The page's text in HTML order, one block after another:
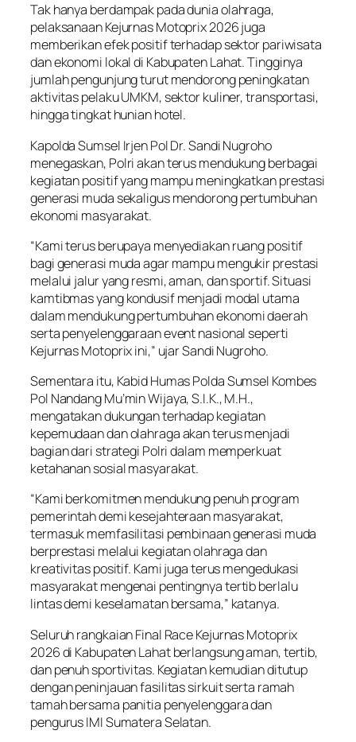
Tak hanya berdampak pada dunia olahraga,
pelaksanaan Kejurnas Motoprix 2026 juga
memberikan efek positif terhadap sektor pariwisata
dan ekonomi lokal di Kabupaten Lahat. Tingginya
jumlah pengunjung turut mendorong peningkatan
aktivitas pelaku UMKM, sektor kuliner, transportasi,
hingga tingkat hunian hotel.
Kapolda Sumsel Irjen Pol Dr. Sandi Nugroho
menegaskan, Polri akan terus mendukung berbagai
kegiatan positif yang mampu meningkatkan prestasi
generasi muda sekaligus mendorong pertumbuhan
ekonomi masyarakat.
“Kami terus berupaya menyediakan ruang positif
bagi generasi muda agar mampu mengukir prestasi
melalui jalur yang resmi, aman, dan sportif. Situasi
kamtibmas yang kondusif menjadi modal utama
dalam mendukung pertumbuhan ekonomi daerah
serta penyelenggaraan event nasional seperti
Kejurnas Motoprix ini,” ujar Sandi Nugroho.
Sementara itu, Kabid Humas Polda Sumsel Kombes
Pol Nandang Mu’min Wijaya, S.I.K., M.H.,
mengatakan dukungan terhadap kegiatan
kepemudaan dan olahraga akan terus menjadi
bagian dari strategi Polri dalam memperkuat
ketahanan sosial masyarakat.
“Kami berkomitmen mendukung penuh program
pemerintah demi kesejahteraan masyarakat,
termasuk memfasilitasi pembinaan generasi muda
berprestasi melalui kegiatan olahraga dan
kreativitas positif. Kami juga terus mengedukasi
masyarakat mengenai pentingnya tertib berlalu
lintas demi keselamatan bersama,” katanya.
Seluruh rangkaian Final Race Kejurnas Motoprix
2026 di Kabupaten Lahat berlangsung aman, tertib,
dan penuh sportivitas. Kegiatan kemudian ditutup
dengan peninjauan fasilitas sirkuit serta ramah
tamah bersama panitia penyelenggara dan
pengurus IMI Sumatera Selatan.